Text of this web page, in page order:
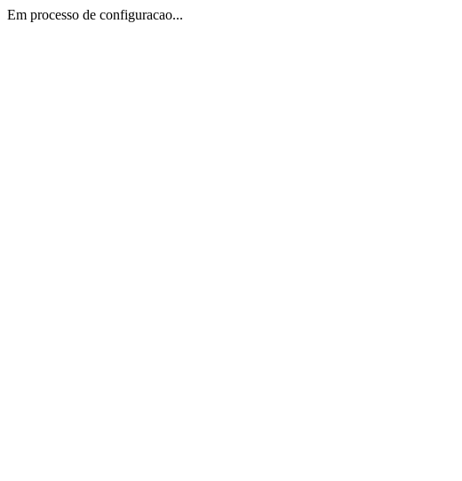
Em processo de configuracao...